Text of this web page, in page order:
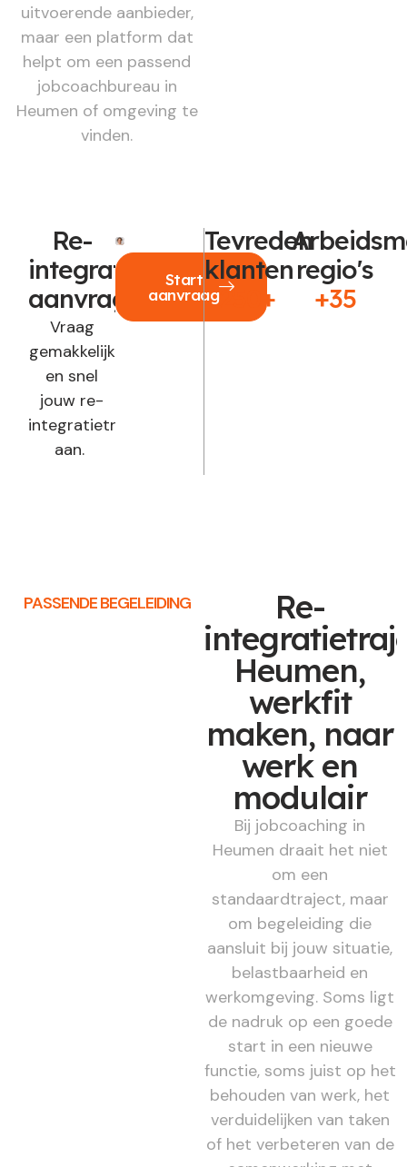
uitvoerende aanbieder,
maar een platform dat
helpt om een passend
jobcoachbureau in
Heumen of omgeving te
vinden.
Re-
integratie
aanvragen?
Vraag
gemakkelijk
en snel
jouw re-
integratietraject
aan.
Start
aanvraag
Tevreden
klanten
250+
regio's
+35
PASSENDE BEGELEIDING Re-
Heumen,
werkfit
maken, naar
werk en
modulair
Bij jobcoaching in
Heumen draait het niet
om een
standaardtraject, maar
om begeleiding die
aansluit bij jouw situatie,
belastbaarheid en
werkomgeving. Soms ligt
de nadruk op een goede
start in een nieuwe
functie, soms juist op het
behouden van werk, het
verduidelijken van taken
of het verbeteren van de